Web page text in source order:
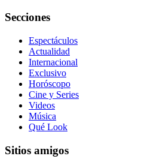
Secciones
Espectáculos
Actualidad
Internacional
Exclusivo
Horóscopo
Cine y Series
Videos
Música
Qué Look
Sitios amigos